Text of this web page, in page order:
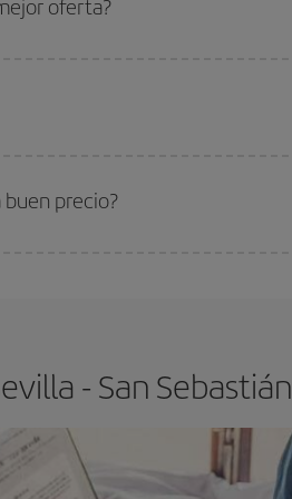
oferta?
San Sebastián-dest
precio?
- San Sebastián